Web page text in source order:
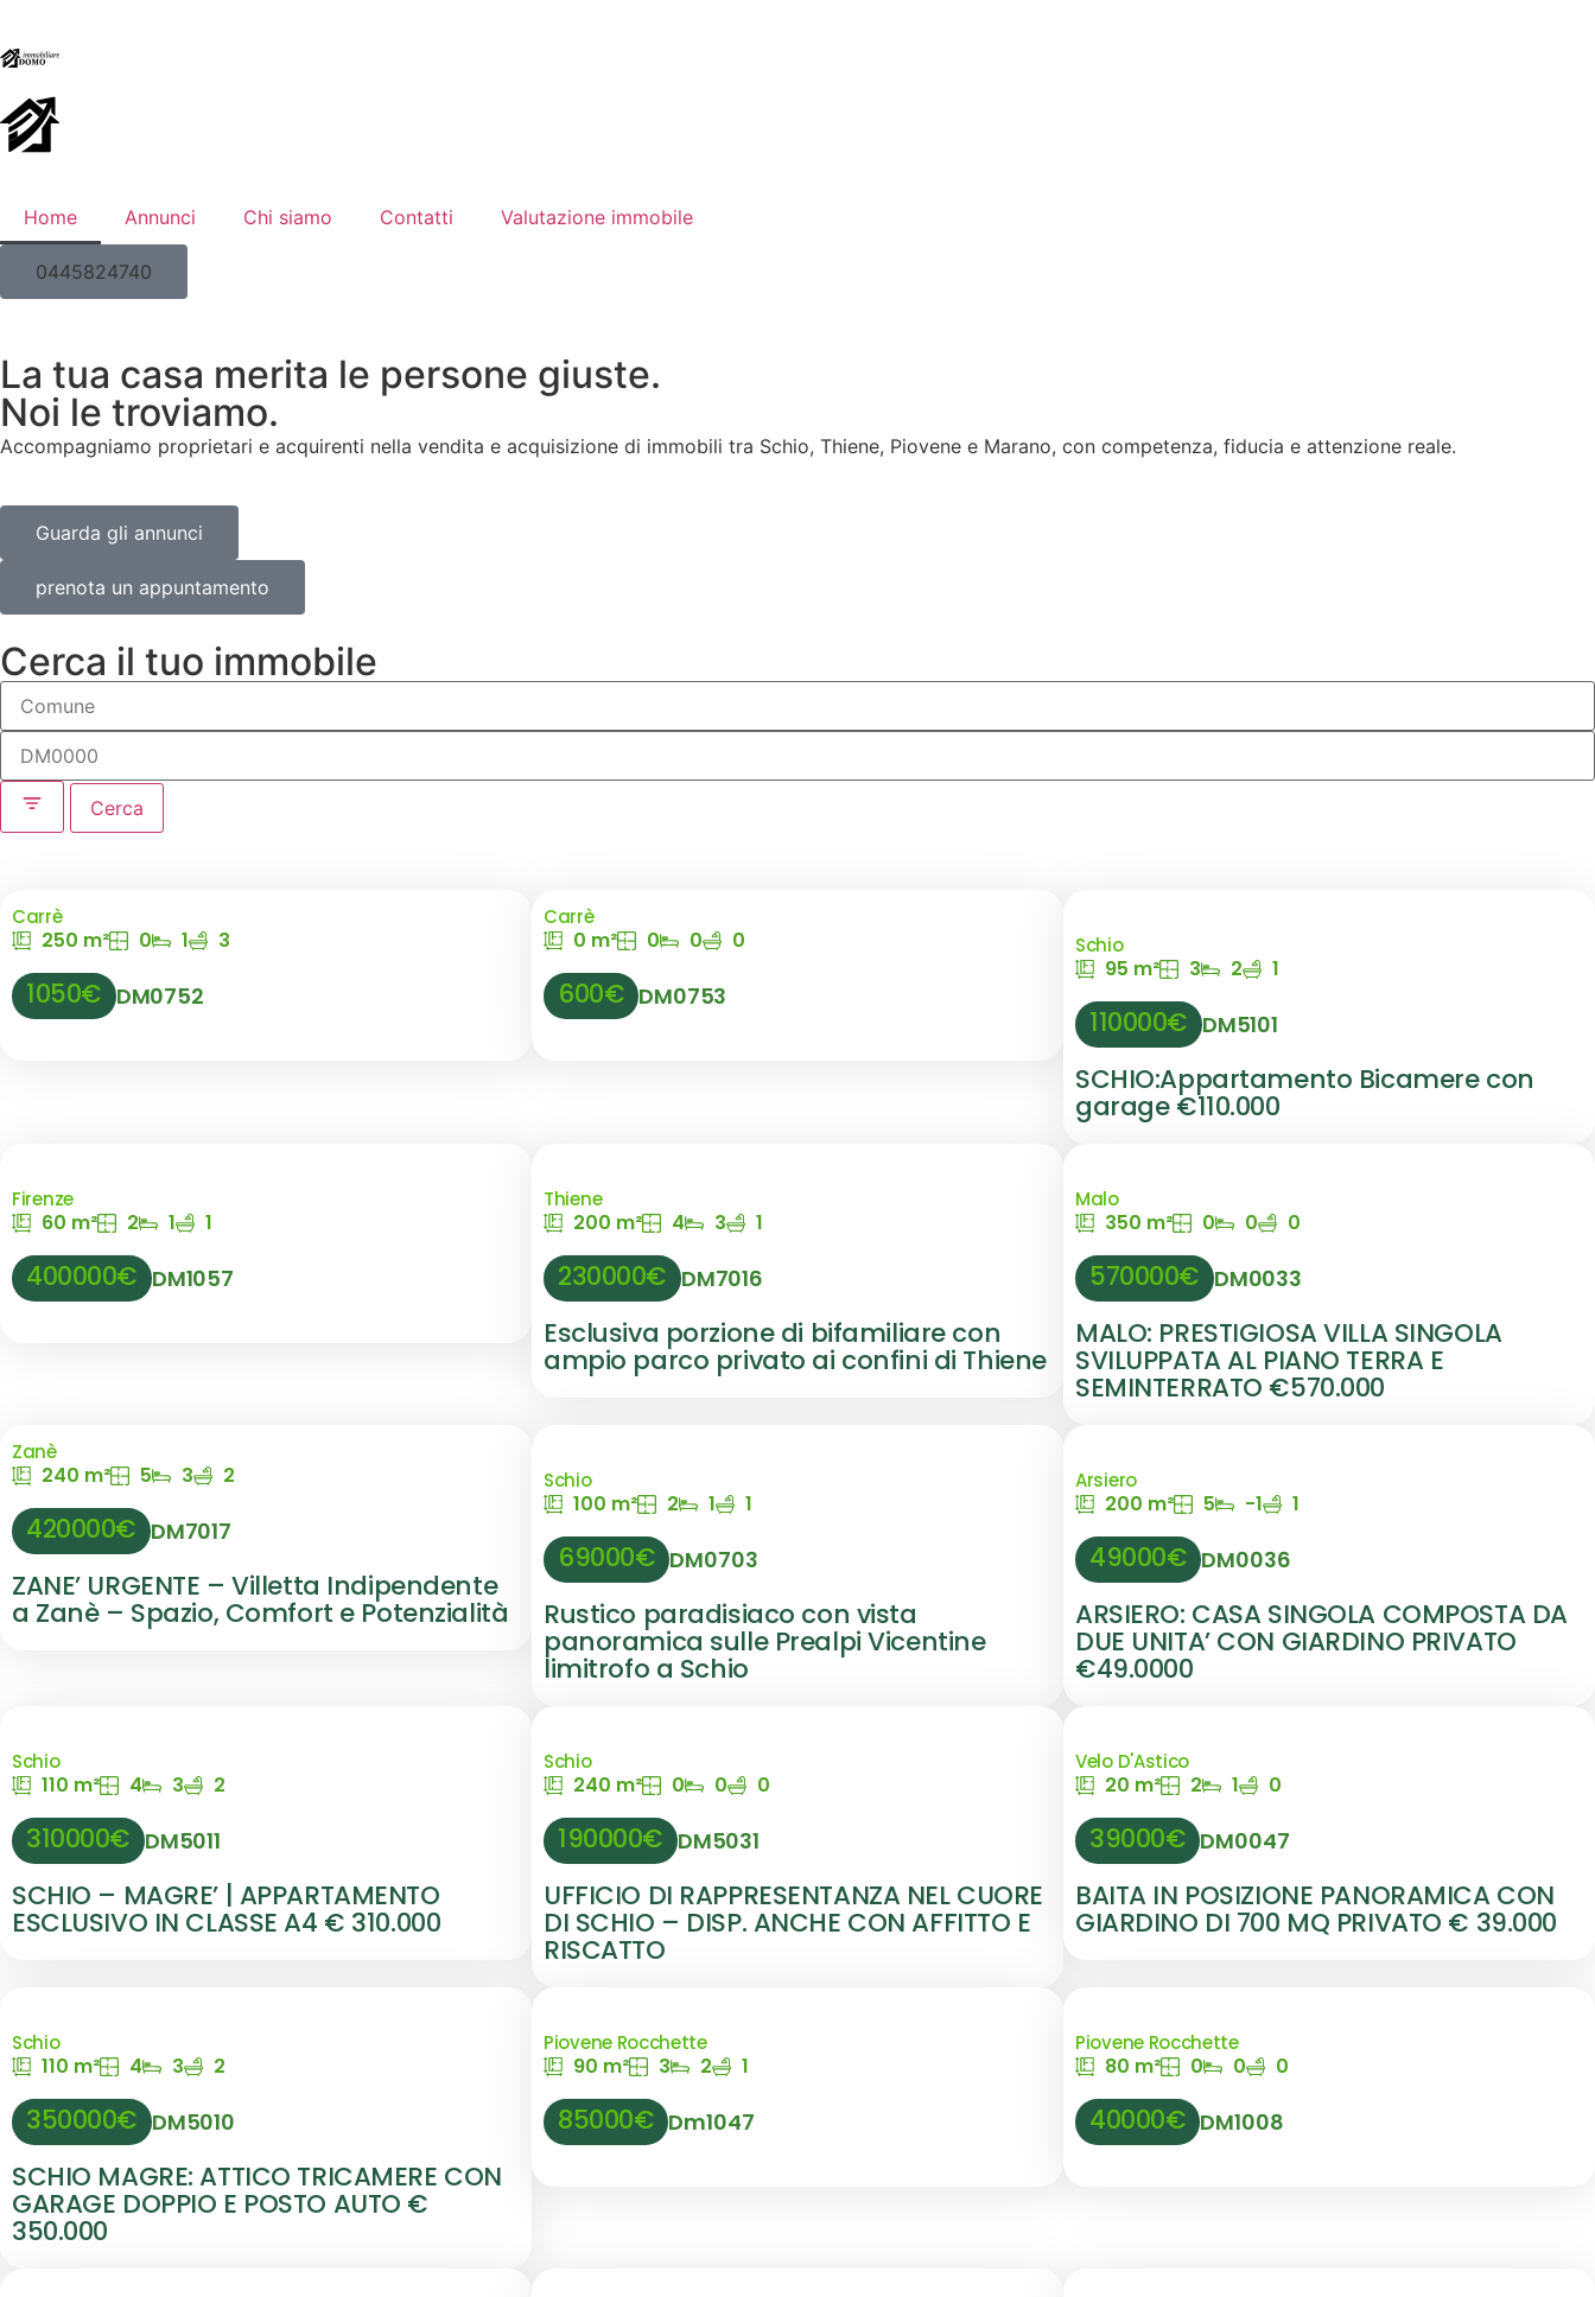
Home Annunci Chi siamo Contatti Valutazione immobile
0445824740
La tua casa merita le persone giuste.
Noi le troviamo.
Accompagniamo proprietari e acquirenti nella vendita e acquisizione di immobili tra Schio, Thiene, Piovene e Marano, con competenza, fiducia e attenzione reale.
Guarda gli annunci
prenota un appuntamento
Cerca il tuo immobile
Cerca
Carrè
250 m² 0 1 3
1050€ DM0752
Carrè
0 m² 0 0 0
600€ DM0753
Schio
95 m² 3 2 1
110000€ DM5101
SCHIO:Appartamento Bicamere con
garage €110.000
Firenze
60 m² 2 1 1
400000€ DM1057
Thiene
200 m² 4 3 1
230000€ DM7016
Esclusiva porzione di bifamiliare con
ampio parco privato ai confini di Thiene
Malo
350 m² 0 0 0
570000€ DM0033
MALO: PRESTIGIOSA VILLA SINGOLA
SVILUPPATA AL PIANO TERRA E
SEMINTERRATO €570.000
Zanè
240 m² 5 3 2
420000€ DM7017
ZANE’ URGENTE – Villetta Indipendente
a Zanè – Spazio, Comfort e Potenzialità
Schio
100 m² 2 1 1
69000€ DM0703
Rustico paradisiaco con vista
panoramica sulle Prealpi Vicentine
limitrofo a Schio
Arsiero
200 m² 5 -1 1
49000€ DM0036
ARSIERO: CASA SINGOLA COMPOSTA DA
DUE UNITA’ CON GIARDINO PRIVATO
€49.0000
Schio
110 m² 4 3 2
310000€ DM5011
SCHIO – MAGRE’ | APPARTAMENTO
ESCLUSIVO IN CLASSE A4 € 310.000
Schio
240 m² 0 0 0
190000€ DM5031
UFFICIO DI RAPPRESENTANZA NEL CUORE
DI SCHIO – DISP. ANCHE CON AFFITTO E
RISCATTO
Velo D'Astico
20 m² 2 1 0
39000€ DM0047
BAITA IN POSIZIONE PANORAMICA CON
GIARDINO DI 700 MQ PRIVATO € 39.000
Schio
110 m² 4 3 2
350000€ DM5010
SCHIO MAGRE: ATTICO TRICAMERE CON
GARAGE DOPPIO E POSTO AUTO €
350.000
Piovene Rocchette
90 m² 3 2 1
85000€ Dm1047
Piovene Rocchette
80 m² 0 0 0
40000€ DM1008